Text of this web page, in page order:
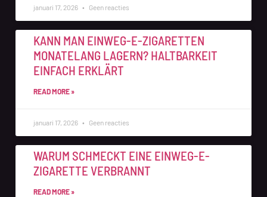
januari 17, 2026 Geen reacties
KANN MAN EINWEG-E-ZIGARETTEN
MONATELANG LAGERN? HALTBARKEIT
EINFACH ERKLÄRT
READ MORE »
januari 17, 2026 Geen reacties
WARUM SCHMECKT EINE EINWEG-E-
ZIGARETTE VERBRANNT
READ MORE »